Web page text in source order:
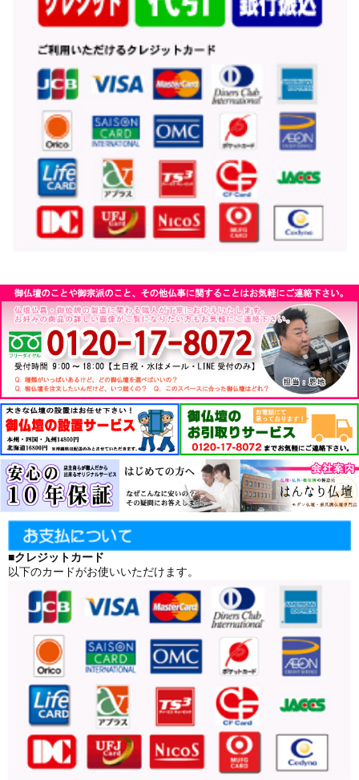
■クレジットカード
以下のカードがお使いいただけます。